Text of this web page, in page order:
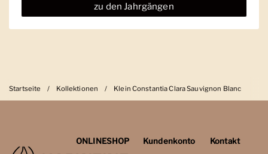
zu den Jahrgängen
Startseite / Kollektionen / Klein Constantia Clara Sauvignon Blanc
ONLINESHOP
Kundenkonto
Kontakt